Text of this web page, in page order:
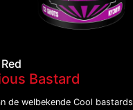
Bastard
de welbekende Cool bastards